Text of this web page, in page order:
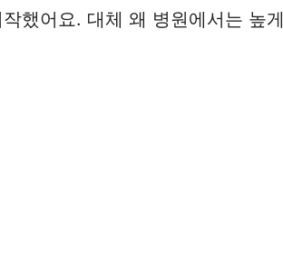
했어요. 대체 왜 병원에서는 높게